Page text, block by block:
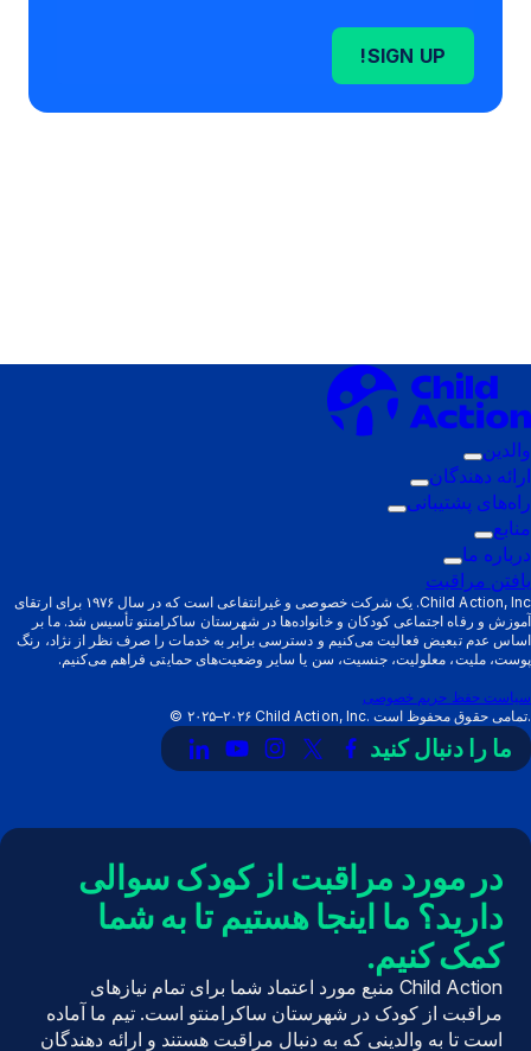
SIGN UP!
والدین
زیرمنوی
فعال‌سازی:
والدین
ارائه دهندگان
زیرمنوی
فعال‌سازی:
راه‌های پشتیبانی
زیرمنوی
پشتیبانی
منابع
زیرمنوی
فعال‌سازی:
منابع
درباره ما
زیرمنوی
فعال‌سازی:
درباره
ما
یافتن مراقبت
Child Action, Inc. یک شرکت خصوصی و غیرانتفاعی است که در سال ۱۹۷۶ برای ارتقای
آموزش و رفاه اجتماعی کودکان و خانواده‌ها در شهرستان ساکرامنتو تأسیس شد. ما بر
اساس عدم تبعیض فعالیت می‌کنیم و دسترسی برابر به خدمات را صرف نظر از نژاد، رنگ
پوست، ملیت، معلولیت، جنسیت، سن یا سایر وضعیت‌های حمایتی فراهم می‌کنیم.
سیاست حفظ حریم خصوصی
© ۲۰۲۵–۲۰۲۶ Child Action, Inc. تمامی حقوق محفوظ است.
ما را دنبال کنید پیوند
به
لینک
به
(توییتر)
لینک
به
لینک
به
لینک
به
در مورد مراقبت از کودک سوالی
دارید؟ ما اینجا هستیم تا به شما
کمک کنیم.
Child Action منبع مورد اعتماد شما برای تمام نیازهای
مراقبت از کودک در شهرستان ساکرامنتو است. تیم ما آماده
است تا به والدینی که به دنبال مراقبت هستند و ارائه دهندگان